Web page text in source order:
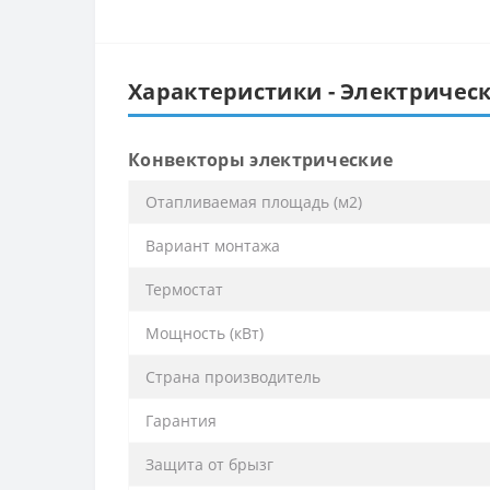
Характеристики -
Конвекторы электрические
Отапливаемая площадь (м2)
Вариант монтажа
Термостат
Мощность (кВт)
Страна производитель
Гарантия
Защита от брызг